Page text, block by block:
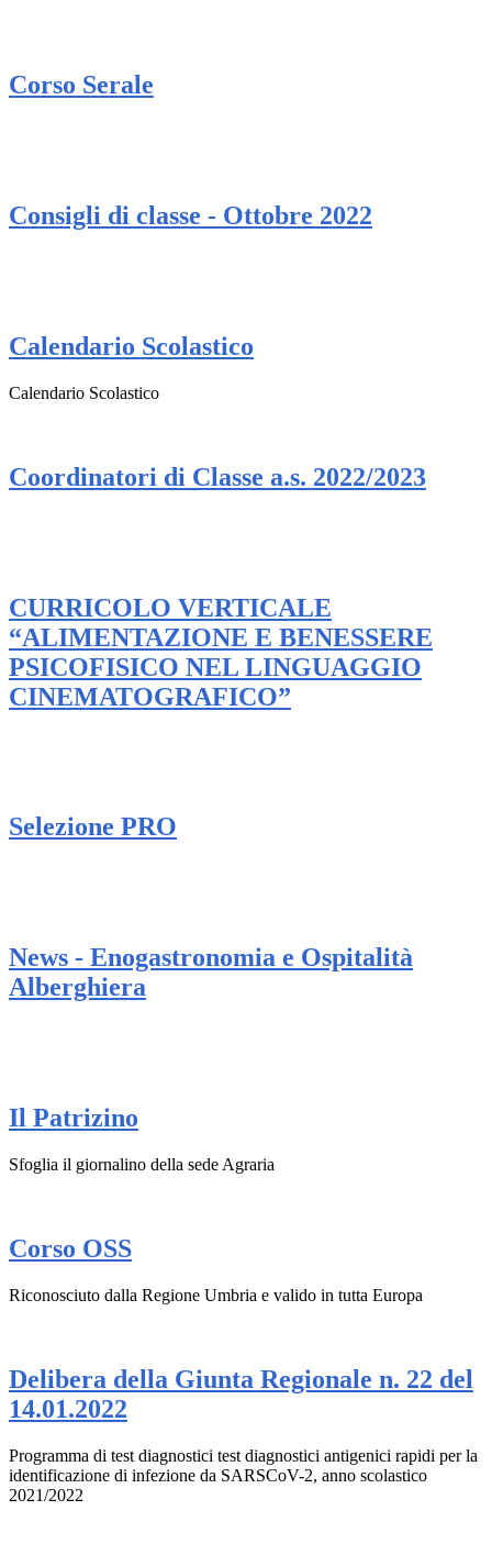
Corso Serale
Consigli di classe - Ottobre 2022
Calendario Scolastico
Calendario Scolastico
Coordinatori di Classe a.s. 2022/2023
CURRICOLO VERTICALE
“ALIMENTAZIONE E BENESSERE
PSICOFISICO NEL LINGUAGGIO
CINEMATOGRAFICO”
Selezione PRO
News - Enogastronomia e Ospitalità
Alberghiera
Il Patrizino
Sfoglia il giornalino della sede Agraria
Corso OSS
Riconosciuto dalla Regione Umbria e valido in tutta Europa
Delibera della Giunta Regionale n. 22 del
14.01.2022
Programma di test diagnostici test diagnostici antigenici rapidi per la
identificazione di infezione da SARSCoV-2, anno scolastico
2021/2022